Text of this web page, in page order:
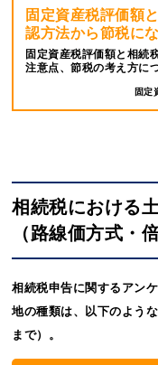
固定資産税評価額
認方法から節税に
固定資産税評価額と相続
注意点、節税の考え方に
固定
相続税における
（路線価方式・
相続税申告に関するアン
地の種類は、以下のよう
まで）。